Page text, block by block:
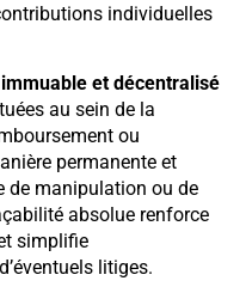
individuelles
et décentralisé
au sein de la
ou
permanente et
de manipulation ou de
absolue renforce
simplifie
litiges.